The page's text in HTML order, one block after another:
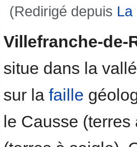
(Redirigé depuis La
Villefranche-de-
situe dans la
sur la faille
le Causse